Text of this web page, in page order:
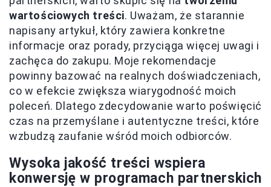
wartościowych treści. Uważam, że starannie
napisany artykuł, który zawiera konkretne
informacje oraz porady, przyciąga więcej uwagi i
zachęca do zakupu. Moje rekomendacje
powinny bazować na realnych doświadczeniach,
co w efekcie zwiększa wiarygodność moich
poleceń. Dlatego zdecydowanie warto poświęcić
czas na przemyślane i autentyczne treści, które
wzbudzą zaufanie wśród moich odbiorców.
Wysoka jakość treści wspiera
konwersję w programach partnerskich